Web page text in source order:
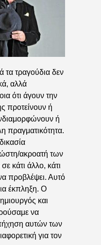
τα τραγούδια δεν
αλλά
ότι άγουν την
προτείνουν ή
ή
πραγματικότητα.
ακροατή των
κάτι άλλο, κάτι
προβλέψει. Αυτό
έκπληξη. Ο
και
να
αυτών των
για τον